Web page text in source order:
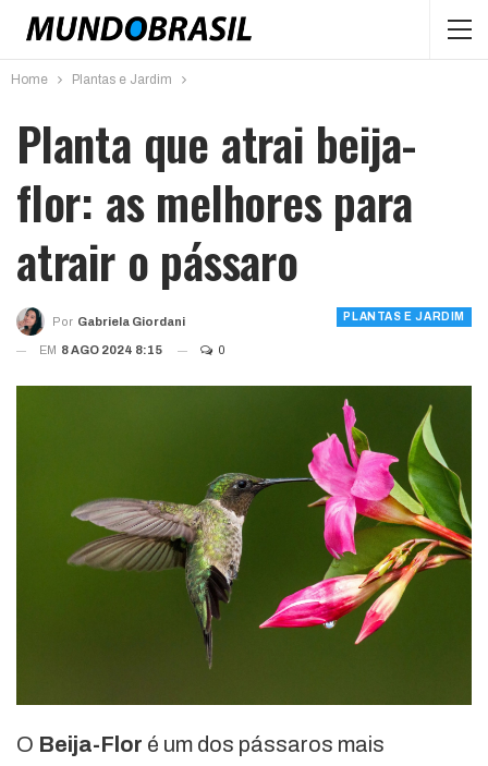
Home Plantas e Jardim
Planta que atrai beija-
flor: as melhores para
atrair o pássaro
PLANTAS E JARDIM
Por Gabriela Giordani
EM 8 AGO 2024 8:15 0
O Beija-Flor é um dos pássaros mais